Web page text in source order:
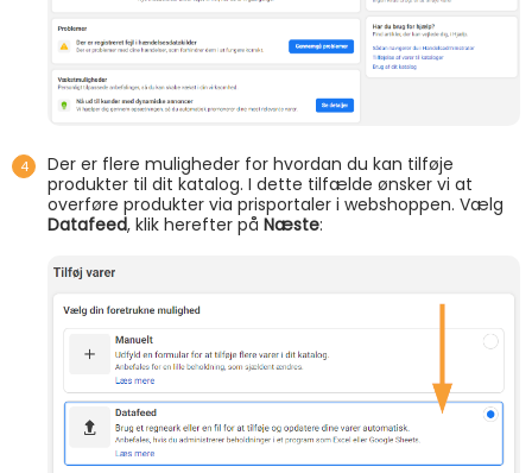
Der er flere muligheder for hvordan du kan tilføje
produkter til dit katalog. I dette tilfælde ønsker vi at
overføre produkter via prisportaler i webshoppen. Vælg
Datafeed, klik herefter på Næste: